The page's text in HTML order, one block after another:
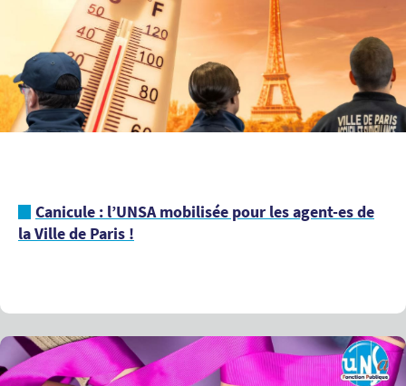
Canicule : l’UNSA mobilisée pour les agent-es de
la Ville de Paris !